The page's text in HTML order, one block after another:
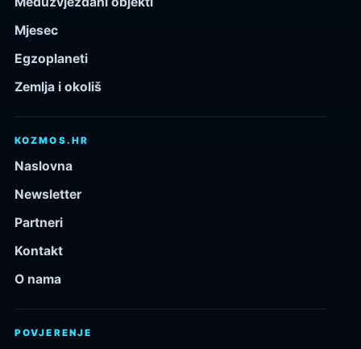
Mjesec
Egzoplaneti
Zemlja i okoliš
KOZMOS.HR
Naslovna
Newsletter
Partneri
Kontakt
O nama
POVJERENJE